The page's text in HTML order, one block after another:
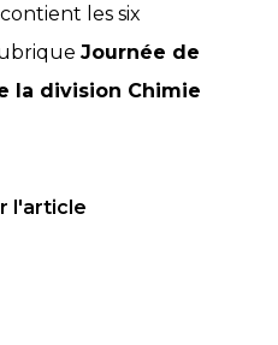
les six
Journée de
la division Chimie
l'article